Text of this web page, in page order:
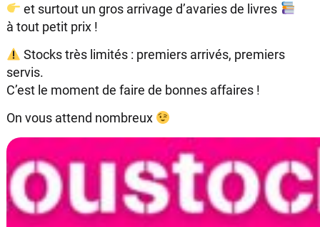
et surtout un gros arrivage d’avaries de livres
à tout petit prix !
Stocks très limités : premiers arrivés, premiers
servis.
C’est le moment de faire de bonnes affaires !
On vous attend nombreux